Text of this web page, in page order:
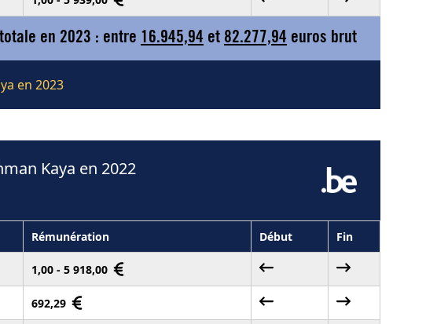
en 2023 : entre 16.945,94 et 82.277,94 euros brut
en 2023
Kaya en 2022
Rémunération Début Fin
1,00 - 5 918,00
692,29